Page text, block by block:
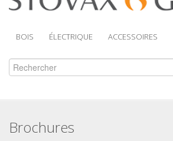
BOIS ÉLECTRIQUE ACCESSOIRES
Brochures